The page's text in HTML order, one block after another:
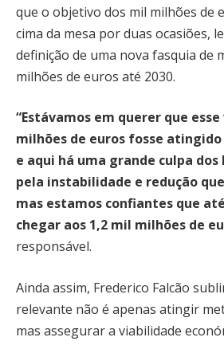
que o objetivo dos mil milhões de
cima da mesa por duas ocasiões,
definição de uma nova fasquia de
milhões de euros até 2030.
“Estávamos em querer que esse
milhões de euros fosse atingido
e aqui há uma grande culpa dos
pela instabilidade e redução
mas estamos confiantes que
chegar aos 1,2 mil milhões de
responsável.
Ainda assim, Frederico Falcão
relevante não é apenas atingir
mas assegurar a viabilidade